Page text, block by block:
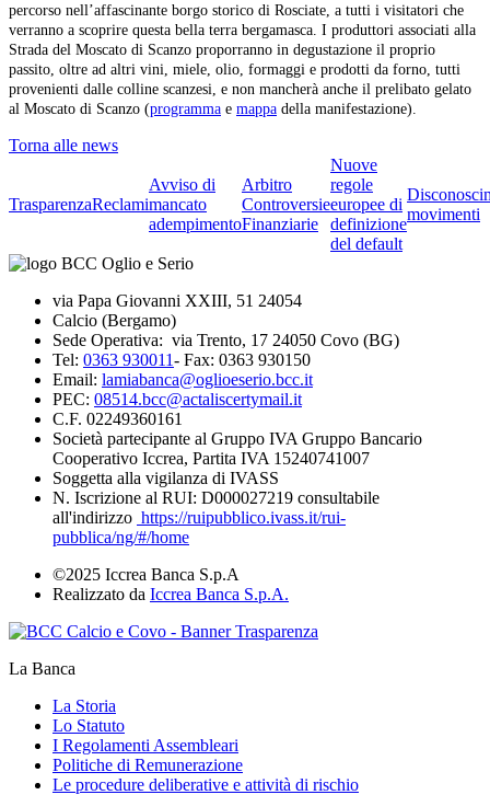
percorso nell’affascinante borgo storico di Rosciate, a tutti i visitatori che
verranno a scoprire questa bella terra bergamasca. I produttori associati alla
Strada del Moscato di Scanzo proporranno in degustazione il proprio
passito, oltre ad altri vini, miele, olio, formaggi e prodotti da forno, tutti
provenienti dalle colline scanzesi, e non mancherà anche il prelibato gelato
al Moscato di Scanzo (programma e mappa della manifestazione).
Torna alle news
TrasparenzaReclami
Avviso di
mancato
adempimento
Arbitro
Controversie
Finanziarie
Nuove
regole
europee di
definizione
del default
movimenti
via Papa Giovanni XXIII, 51 24054
Calcio (Bergamo)
Sede Operativa: via Trento, 17 24050 Covo (BG)
Tel: 0363 930011- Fax: 0363 930150
Email: lamiabanca@oglioeserio.bcc.it
PEC: 08514.bcc@actaliscertymail.it
C.F. 02249360161
Società partecipante al Gruppo IVA Gruppo Bancario
Cooperativo Iccrea, Partita IVA 15240741007
Soggetta alla vigilanza di IVASS
N. Iscrizione al RUI: D000027219 consultabile
all'indirizzo https://ruipubblico.ivass.it/rui-
pubblica/ng/#/home
©2025 Iccrea Banca S.p.A
Realizzato da Iccrea Banca S.p.A.
La Banca
La Storia
Lo Statuto
I Regolamenti Assembleari
Politiche di Remunerazione
Le procedure deliberative e attività di rischio